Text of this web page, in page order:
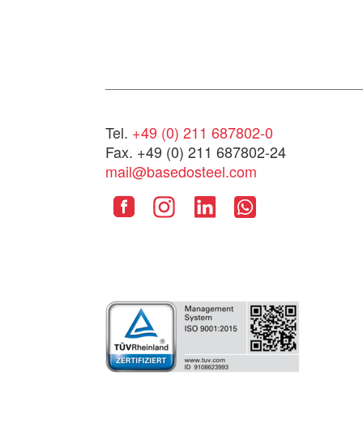
Tel. +49 (0) 211 687802-0
Fax. +49 (0) 211 687802-24
mail@basedosteel.com